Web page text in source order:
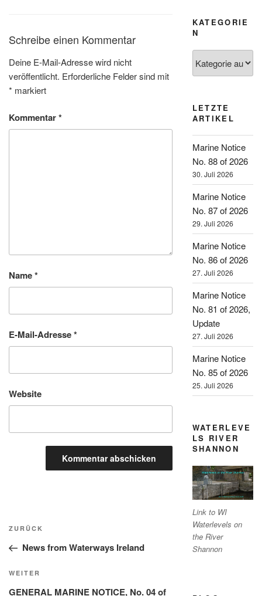
Schreibe einen Kommentar
Deine E-Mail-Adresse wird nicht
veröffentlicht. Erforderliche Felder sind mit
* markiert
Kommentar*
Name*
E-Mail-Adresse*
Website
Beitragsnavigation
Vorheriger
Beitrag
ZURÜCK
News from Waterways Ireland
Nächster
Beitrag
WEITER
GENERAL MARINE NOTICE, No. 04 of
KATEGORIE
N
LETZTE
ARTIKEL
Marine Notice
No. 88 of 2026
30. Juli 2026
Marine Notice
No. 87 of 2026
29. Juli 2026
Marine Notice
No. 86 of 2026
27. Juli 2026
Marine Notice
No. 81 of 2026,
Update
27. Juli 2026
Marine Notice
No. 85 of 2026
25. Juli 2026
WATERLEVE
LS RIVER
SHANNON
Link to WI
Waterlevels on
the River
Shannon